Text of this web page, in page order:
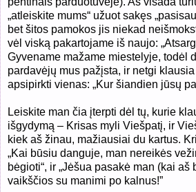
„atleiskite mums“ užuot sakęs
bet šitos pamokos jis niekad
vėl viską pakartojame iš naujo:
Gyvename mažame miestelyje, todėl
pardavėjų mus pažįsta, ir netgi
apsipirkti vienas: „Kur šiandien jūsų
Leiskite man čia įterpti dėl tų, kurie
išgydymą – Krisas myli Viešpatį, ir
kiek aš žinau, mažiausiai du kartus.
„Kai būsiu danguje, man nereikės
bėgioti“, ir „Jėšua pasakė man (kai
vaikščios su manimi po kalnus!”